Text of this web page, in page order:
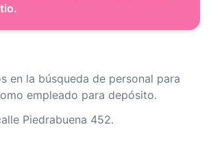
en la búsqueda de personal para
empleado para depósito.
Piedrabuena 452.